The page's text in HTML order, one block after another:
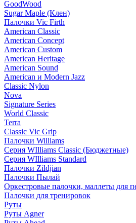
GoodWood
Sugar Maple (Клен)
Палочки Vic Firth
American Classic
American Concept
American Custom
American Heritage
American Sound
American и Modern Jazz
Classic Nylon
Nova
Signature Series
World Classic
Terra
Classic Vic Grip
Палочки Williams
Серия WIlliams Classic (Бюджетные)
Серия WIlliams Standard
Палочки Zildjian
Палочки Пылай
Оркестровые палочки, маллеты для
Палочки для тренировок
Руты
Руты Agner